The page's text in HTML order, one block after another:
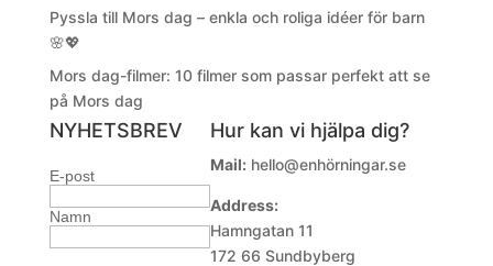
Pyssla till Mors dag – enkla och roliga idéer för barn
🌸💖
Mors dag-filmer: 10 filmer som passar perfekt att se
på Mors dag
NYHETSBREV
E-post
Namn
Hur kan vi hjälpa dig?
Mail:hello@enhörningar.se
Address:
Hamngatan 11
172 66 Sundbyberg